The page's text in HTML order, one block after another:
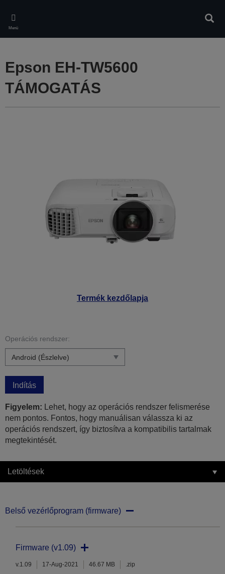
main
content
Menü
Termék kezdőlapja
Epson EH-TW5600
TÁMOGATÁS
Operációs rendszer:
Indítás
Figyelem: Lehet, hogy az operációs rendszer felismerése
nem pontos. Fontos, hogy manuálisan válassza ki az
operációs rendszert, így biztosítva a kompatibilis tartalmak
megtekintését.
Letöltések
Belső vezérlőprogram (firmware)
Firmware (v1.09)
v.1.09 17-Aug-2021 46.67 MB .zip